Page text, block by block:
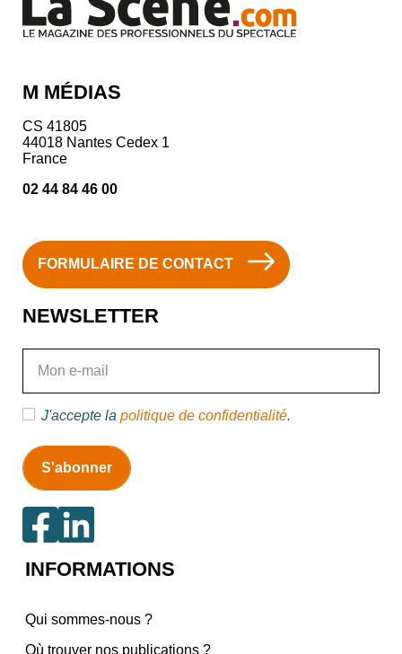
M MÉDIAS
CS 41805
44018 Nantes Cedex 1
France
02 44 84 46 00
FORMULAIRE DE CONTACT
NEWSLETTER
J'accepte la politique de confidentialité.
INFORMATIONS
Qui sommes-nous ?
Où trouver nos publications ?